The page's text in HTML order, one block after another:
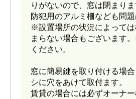
りがないので、窓は閉まりま
防犯用のアルミ柵なども問題
※設置場所の状況によって
まらない場合もございます
ください。
窓に簡易鍵を取り付ける場
シに穴をあけて取付ます。
賃貸の場合には必ずオーナ